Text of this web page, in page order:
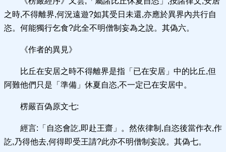
之時,不得離界,何況遠遊?如其受日未還,亦應於異界內共行自
恣。何能獨行乞食?此全不明僧制妄為之說。其偽六。
《作者的異見》
比丘在安居之時不得離界是指「已在安居」中的比丘,但
阿難他們只是「準備」休夏自恣,不一定已在安居中。
楞嚴百偽原文七:
經言:「自恣會訖,即赴王齋」。然依律制,自恣後當作衣,作
訖,乃得他去,何得即受王請?此亦不明僧制妄說。其偽七。